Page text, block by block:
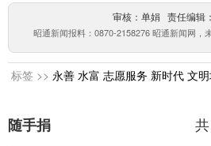
审核：单娟 责任编辑
昭通新闻报料：0870-2158276 昭通新闻网，
标签 >> 永善 水富 志愿服务 新时代 文
共
随手捐